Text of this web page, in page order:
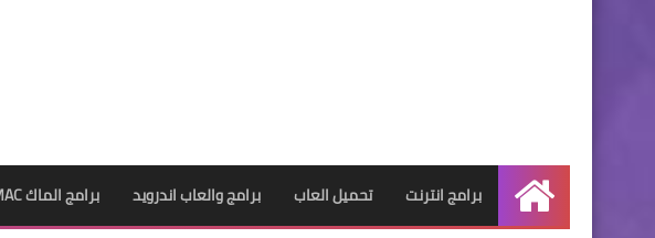
الرئيسية
برامج انترنت تحميل العاب برامج والعاب اندرويد برامج الماك MAC